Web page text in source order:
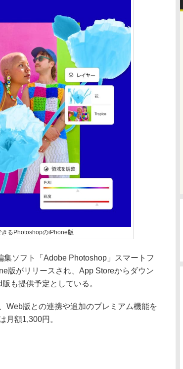
るPhotoshopのiPhone版
ソフト「Adobe Photoshop」スマートフ
版がリリースされ、App Storeからダウン
も提供予定としている。
Web版との連携や追加のプレミアム機能を
月額1,300円。